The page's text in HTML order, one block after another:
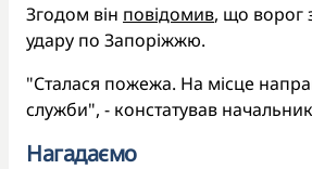
Згодом він повідомив, що ворог
удару по Запоріжжю.
"Сталася пожежа. На місце
служби", - констатував
Нагадаємо